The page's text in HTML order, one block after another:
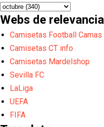
Webs de relevancia
Camisetas Football Camas
Camisetas CT info
Camisetas Mardelshop
Sevilla FC
LaLiga
UEFA
FIFA